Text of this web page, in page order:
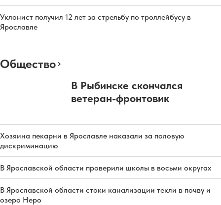
Уклонист получил 12 лет за стрельбу по троллейбусу в
Ярославле
Общество
В Рыбинске скончался
ветеран-фронтовик
Хозяина пекарни в Ярославле наказали за половую
дискриминацию
В Ярославской области проверили школы в восьми округах
В Ярославской области стоки канализации текли в почву и
озеро Неро